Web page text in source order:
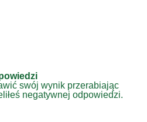
swój wynik przerabiając
negatywnej odpowiedzi.